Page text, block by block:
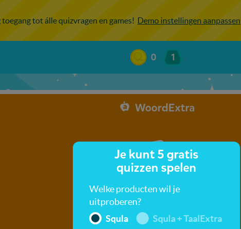
tot álle quizvragen en games! Demo instellingen aanpassen
0 1
WoordExtra
Je kunt 5 gratis
quizzen spelen
Welke producten wil je
uitproberen?
Squla
Squla + TaalExtra